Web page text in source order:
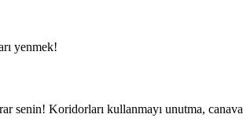
yenmek!
senin! Koridorları kullanmayı unutma,